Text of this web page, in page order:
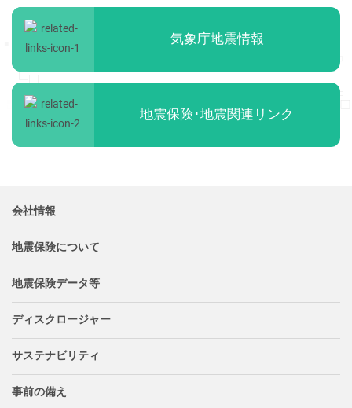
気象庁地震情報
地震保険･地震関連リンク
会社情報
地震保険について
地震保険データ等
ディスクロージャー
サステナビリティ
事前の備え